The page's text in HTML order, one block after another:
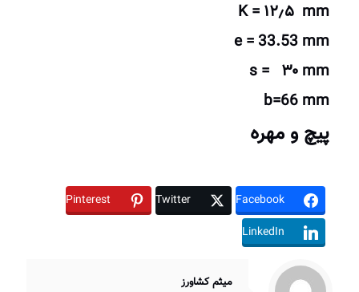
K = ۱۲٫۵ mm
e = 33.53 mm
s = ۳۰ mm
b=66 mm
پیچ و مهره
Facebook
Twitter
Pinterest
LinkedIn
میثم کشاورز